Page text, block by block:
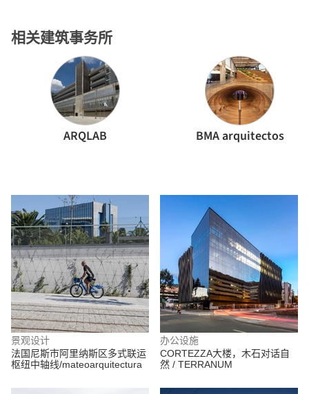
相关建筑事务所
ARQLAB BMA arquitectos
景观设计
法国尼斯市阿里纳斯区多式联运
枢纽中轴线/mateoarquitectura
办公设施
CORTEZZA大楼，木石对话自
然 / TERRANUM